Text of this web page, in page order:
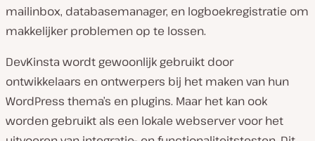
mailinbox, databasemanager, en logboekregistratie om
makkelijker problemen op te lossen.
DevKinsta wordt gewoonlijk gebruikt door
ontwikkelaars en ontwerpers bij het maken van hun
WordPress thema’s en plugins. Maar het kan ook
worden gebruikt als een lokale webserver voor het